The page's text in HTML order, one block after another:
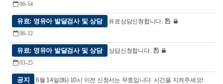
06-14
유료: 영유아 발달검사 및 상담
유료상담신청합니다.
06-12
유료: 영유아 발달검사 및 상담
상담신청합니다.
03-25
공지
6월 14일(화) 10시 이전 신청서는 무효입니다. 시간을 지켜주세요!